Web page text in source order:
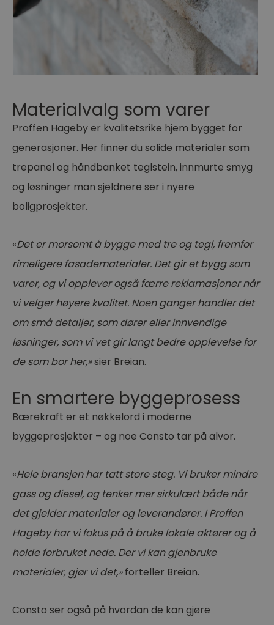
Materialvalg som varer
Proffen Hageby er kvalitetsrike hjem bygget for
generasjoner. Her finner du solide materialer som
trepanel og håndbanket teglstein, innmurte smyg
og løsninger man sjeldnere ser i nyere
boligprosjekter.
«Det er morsomt å bygge med tre og tegl, fremfor
rimeligere fasadematerialer. Det gir et bygg som
varer, og vi opplever også færre reklamasjoner når
vi velger høyere kvalitet. Noen ganger handler det
om små detaljer, som dører eller innvendige
løsninger, som vi vet gir langt bedre opplevelse for
de som bor her,»sier Breian.
En smartere byggeprosess
Bærekraft er et nøkkelord i moderne
byggeprosjekter – og noe Consto tar på alvor.
«Hele bransjen har tatt store steg. Vi bruker mindre
gass og diesel, og tenker mer sirkulært både når
det gjelder materialer og leverandører. I Proffen
Hageby har vi fokus på å bruke lokale aktører og å
holde forbruket nede. Der vi kan gjenbruke
materialer, gjør vi det,»forteller Breian.
Consto ser også på hvordan de kan gjøre